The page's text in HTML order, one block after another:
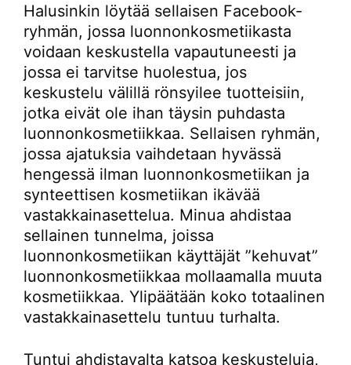
Halusinkin löytää sellaisen Facebook-
ryhmän, jossa luonnonkosmetiikasta
voidaan keskustella vapautuneesti ja
jossa ei tarvitse huolestua, jos
keskustelu välillä rönsyilee tuotteisiin,
jotka eivät ole ihan täysin puhdasta
luonnonkosmetiikkaa. Sellaisen ryhmän,
jossa ajatuksia vaihdetaan hyvässä
hengessä ilman luonnonkosmetiikan ja
synteettisen kosmetiikan ikävää
vastakkainasettelua. Minua ahdistaa
sellainen tunnelma, joissa
luonnonkosmetiikan käyttäjät ”kehuvat”
luonnonkosmetiikkaa mollaamalla muuta
kosmetiikkaa. Ylipäätään koko totaalinen
vastakkainasettelu tuntuu turhalta.
Tuntui ahdistavalta katsoa keskusteluja,